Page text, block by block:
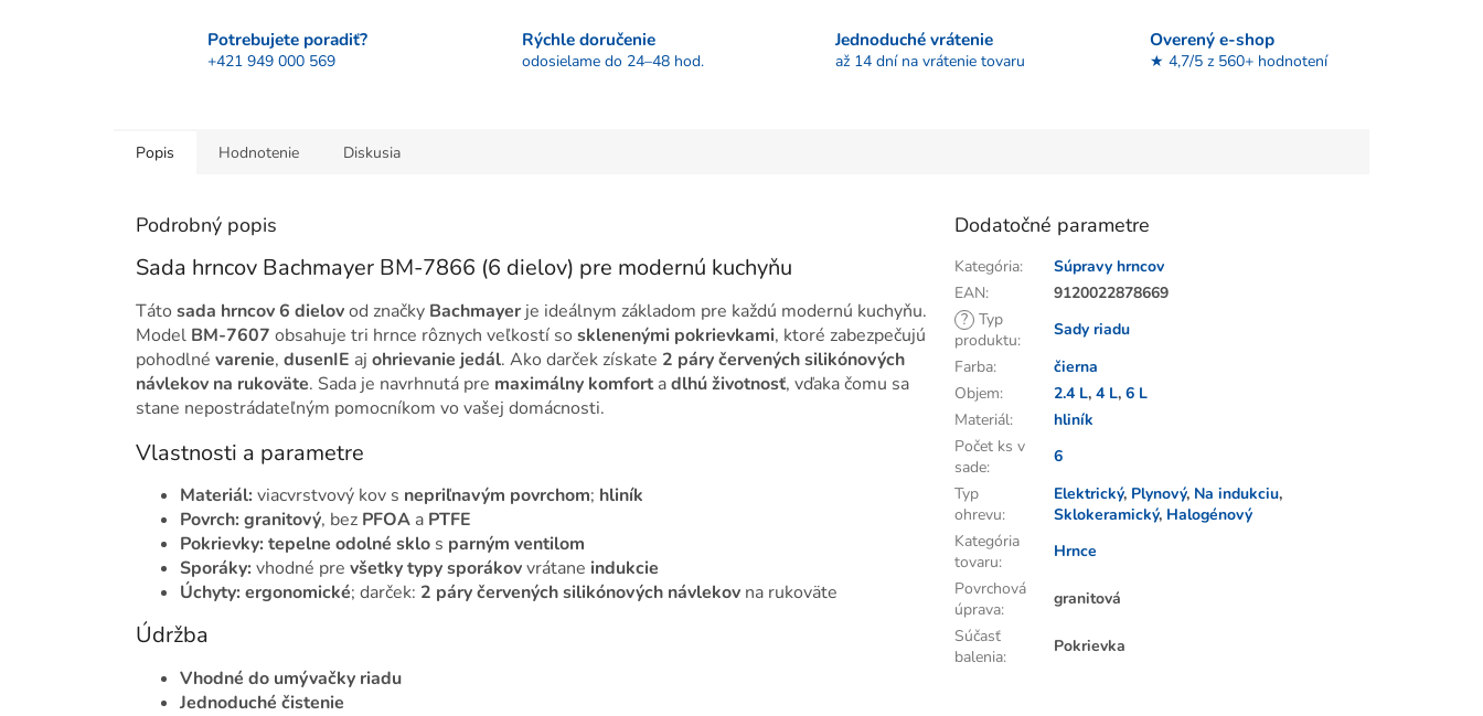
Potrebujete poradiť?
+421 949 000 569
Rýchle doručenie
odosielame do 24–48 hod.
Jednoduché vrátenie
až 14 dní na vrátenie tovaru
Overený e-shop
★ 4,7/5 z 560+ hodnotení
Popis Hodnotenie Diskusia
Podrobný popis
Sada hrncov Bachmayer BM-7866 (6 dielov) pre modernú kuchyňu
Táto sada hrncov 6 dielovod značky Bachmayer je ideálnym základom pre každú modernú kuchyňu.
Model BM-7607 obsahuje tri hrnce rôznych veľkostí so sklenenými pokrievkami, ktoré zabezpečujú
pohodlné varenie, dusenIE aj ohrievanie jedál. Ako darček získate 2 páry červených silikónových
návlekov na rukoväte. Sada je navrhnutá pre maximálny komfort adlhú životnosť, vďaka čomu sa
stane nepostrádateľným pomocníkom vo vašej domácnosti.
Vlastnosti a parametre
Materiál: viacvrstvový kov s nepriľnavým povrchom; hliník
Povrch: granitový, bez PFOA a PTFE
Pokrievky: tepelne odolné sklo s parným ventilom
Sporáky: vhodné pre všetky typy sporákovvrátane indukcie
Úchyty: ergonomické; darček: 2 páry červených silikónových návlekov na rukoväte
Údržba
Vhodné do umývačky riadu
Jednoduché čistenie
Dodatočné parametre
Kategória:
Súpravy hrncov
EAN:
9120022878669
? Typ
produktu:
Sady riadu
Farba:
čierna
Objem: 2.4 L,4 L,6 L
Materiál:
hliník
Počet ks v
sade:
6
Typ
ohrevu:
Elektrický, Plynový, Na indukciu,
Sklokeramický, Halogénový
Kategória
tovaru:
Hrnce
Povrchová
úprava:
granitová
Súčasť
balenia:
Pokrievka